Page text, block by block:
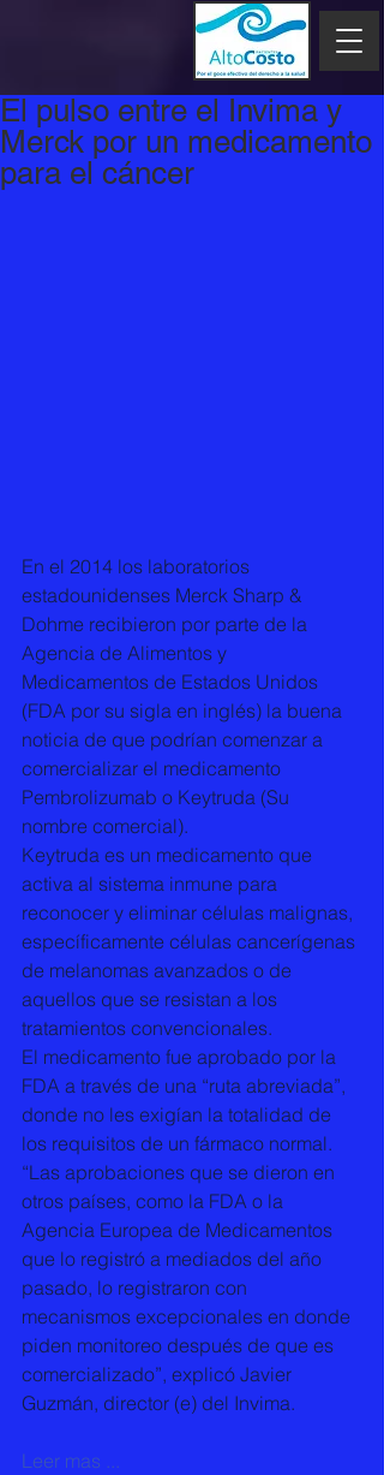
El pulso entre el Invima y
Merck por un medicamento
para el cáncer
En el 2014 los laboratorios
estadounidenses Merck Sharp &
Dohme recibieron por parte de la
Agencia de Alimentos y
Medicamentos de Estados Unidos
(FDA por su sigla en inglés) la buena
noticia de que podrían comenzar a
comercializar el medicamento
Pembrolizumab o Keytruda (Su
nombre comercial).
Keytruda es un medicamento que
activa al sistema inmune para
reconocer y eliminar células malignas,
específicamente células cancerígenas
de melanomas avanzados o de
aquellos que se resistan a los
tratamientos convencionales.
El medicamento fue aprobado por la
FDA a través de una “ruta abreviada”,
donde no les exigían la totalidad de
los requisitos de un fármaco normal.
“Las aprobaciones que se dieron en
otros países, como la FDA o la
Agencia Europea de Medicamentos
que lo registró a mediados del año
pasado, lo registraron con
mecanismos excepcionales en donde
piden monitoreo después de que es
comercializado”, explicó Javier
Guzmán, director (e) del Invima.
Leer mas ...